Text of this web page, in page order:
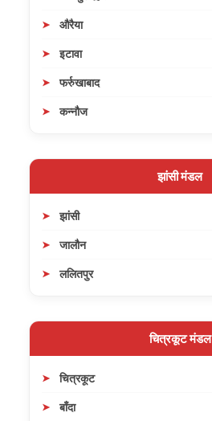
औरैया
इटावा
फर्रुखाबाद
कन्नौज
झांसी मंडल
झांसी
जालौन
ललितपुर
चित्रकूट मंडल
चित्रकूट
बाँदा